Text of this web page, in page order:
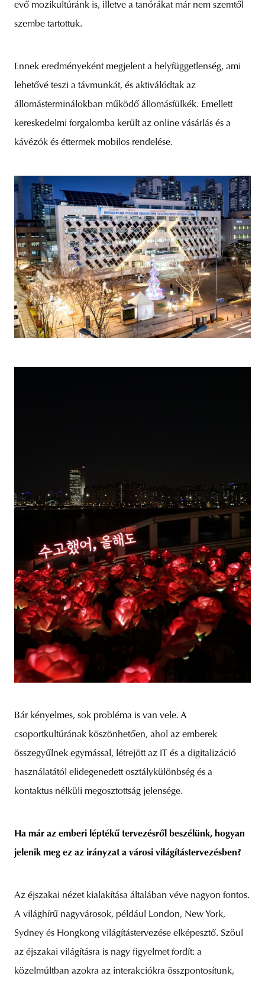
evő mozikultúránk is, illetve a tanórákat már nem szemtől
szembe tartottuk.
Ennek eredményeként megjelent a helyfüggetlenség, ami
lehetővé teszi a távmunkát, és aktiválódtak az
állomásterminálokban működő állomásfülkék. Emellett
kereskedelmi forgalomba került az online vásárlás és a
kávézók és éttermek mobilos rendelése.
Bár kényelmes, sok probléma is van vele. A
csoportkultúrának köszönhetően, ahol az emberek
összegyűlnek egymással, létrejött az IT és a digitalizáció
használatától elidegenedett osztálykülönbség és a
kontaktus nélküli megosztottság jelensége.
Ha már az emberi léptékű tervezésről beszélünk, hogyan
jelenik meg ez az irányzat a városi világítástervezésben?
Az éjszakai nézet kialakítása általában véve nagyon fontos.
A világhírű nagyvárosok, például London, New York,
Sydney és Hongkong világítástervezése elképesztő. Szöul
az éjszakai világításra is nagy figyelmet fordít: a
közelmúltban azokra az interakciókra összpontosítunk,